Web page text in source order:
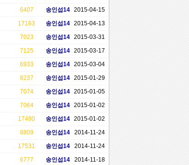
6407 송인섭14 2015-04-15
17163 송인섭14 2015-04-13
7023 송인섭14 2015-03-31
7125 송인섭14 2015-03-17
6933 송인섭14 2015-03-04
8237 송인섭14 2015-01-29
7074 송인섭14 2015-01-05
7064 송인섭14 2015-01-02
17480 송인섭14 2015-01-02
8809 송인섭14
2014-11-24
17531 송인섭14
2014-11-24
6777 송인섭14 2014-11-18